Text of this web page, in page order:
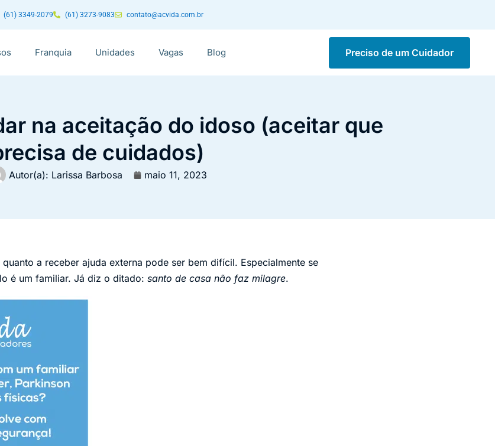
(61) 3349-2079 (61) 3273-9083 contato@acvida.com.br
Franquia Unidades Vagas Blog Preciso de um Cuidador
na aceitação do idoso (aceitar que
de cuidados)
Autor(a): Larissa Barbosa maio 11, 2023
a receber ajuda externa pode ser bem difícil. Especialmente se
é um familiar. Já diz o ditado: santo de casa não faz milagre.